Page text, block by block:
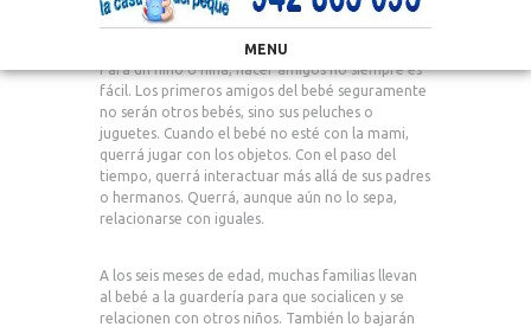
MENU
Para un niño o niña, hacer amigos no siempre es
fácil. Los primeros amigos del bebé seguramente
no serán otros bebés, sino sus peluches o
juguetes. Cuando el bebé no esté con la mami,
querrá jugar con los objetos. Con el paso del
tiempo, querrá interactuar más allá de sus padres
o hermanos. Querrá, aunque aún no lo sepa,
relacionarse con iguales.
A los seis meses de edad, muchas familias llevan
al bebé a la guardería para que socialicen y se
relacionen con otros niños. También lo bajarán